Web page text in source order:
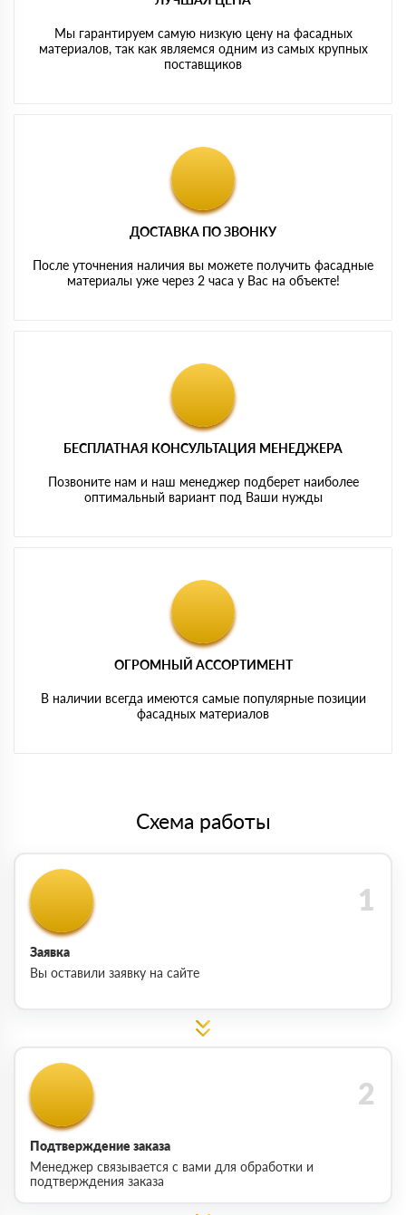
Мы гарантируем самую низкую цену на фасадных
материалов, так как являемся одним из самых крупных
поставщиков
ДОСТАВКА ПО ЗВОНКУ
После уточнения наличия вы можете получить фасадные
материалы уже через 2 часа у Вас на объекте!
БЕСПЛАТНАЯ КОНСУЛЬТАЦИЯ МЕНЕДЖЕРА
Позвоните нам и наш менеджер подберет наиболее
оптимальный вариант под Ваши нужды
ОГРОМНЫЙ АССОРТИМЕНТ
В наличии всегда имеются самые популярные позиции
фасадных материалов
Схема работы
Заявка
Вы оставили заявку на сайте
Подтверждение заказа
Менеджер связывается с вами для обработки и
подтверждения заказа